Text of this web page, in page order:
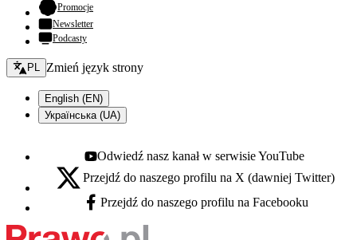
Promocje- otwiera się w nowej karcie
Newsletter
Podcasty
Zmień język - bieżący:
PL Zmień język strony
English (EN)
Українська (UA)
Youtube - otwiera się w nowej karcie
Odwiedź nasz kanał w serwisie YouTube
X - otwiera się w nowej karcie
Przejdź do naszego profilu na X (dawniej Twitter)
Facebook - otwiera się w nowej karcie
Przejdź do naszego profilu na Facebooku